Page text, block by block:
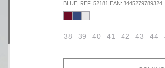
BLUE| REF. 52181 |EAN: 8445279789324
38 39 40 41 42 43 44